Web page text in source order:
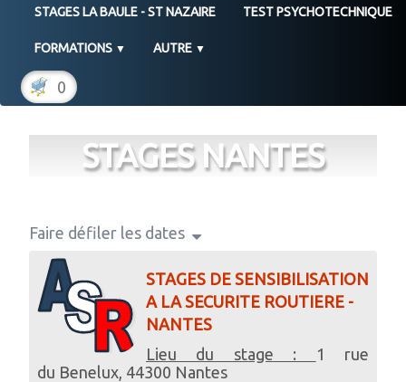
STAGES LA BAULE - ST NAZAIRE TEST PSYCHOTECHNIQUE
FORMATIONS ▼ AUTRE ▼
0
STAGES NANTES
Faire défiler les dates
STAGES DE SENSIBILISATION
A LA SECURITE ROUTIERE -
NANTES
Lieu du stage :
1 rue
du Benelux, 44300 Nantes